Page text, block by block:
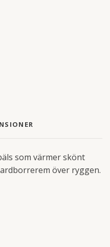
som värmer skönt
över ryggen.